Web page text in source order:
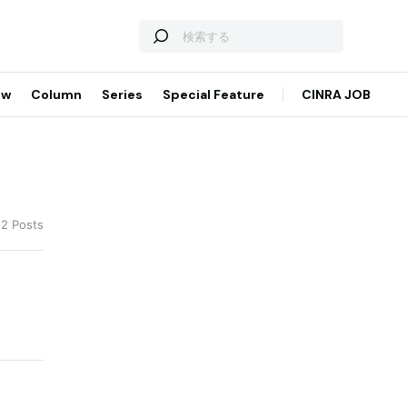
Column Series Special Feature CINRA JOB
Posts